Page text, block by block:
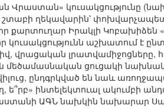
կուսակցությունը
շտաբի ղեկավարին՝
քարտուղար Իրակլի Կոբախիձեն
կուսակցությունն աշխատում է
վրացական լրատվամիջոցները,
մեծամասնական ցուցակի
ընդգրկված են նաև
ինտելեկտուալ ակումբի
ԱԳՆ նախկին նախարար